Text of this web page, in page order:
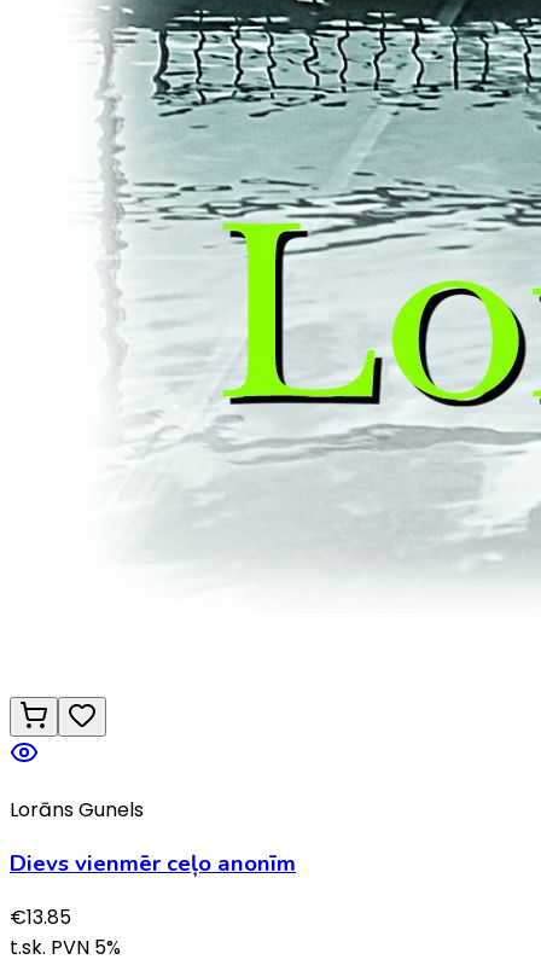
Lorāns Gunels
Dievs vienmēr ceļo anonīm
€13.85
t.sk. PVN 5%